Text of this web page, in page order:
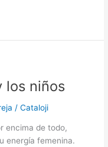
los niños
/Cataloji
encima de todo,
energía femenina.